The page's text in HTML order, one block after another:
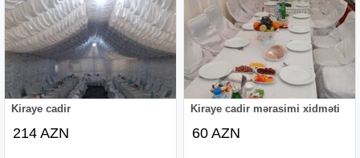
Kiraye cadir
214 AZN
Kiraye cadir mərasimi xidməti
60 AZN